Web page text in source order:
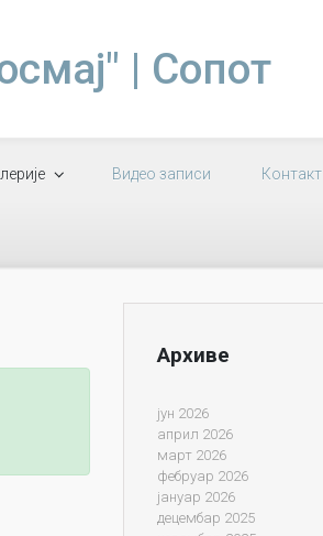
| Сопот
Видео записи Контакт
Архиве
јун 2026
април 2026
март 2026
фебруар 2026
јануар 2026
децембар 2025